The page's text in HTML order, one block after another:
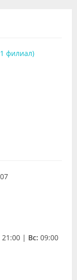
филиал)
| Вс: 09:00